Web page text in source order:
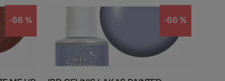
-66 % -66 %